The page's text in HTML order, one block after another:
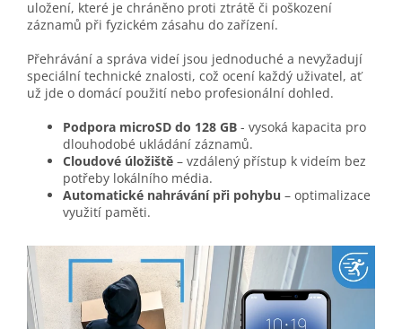
uložení, které je chráněno proti ztrátě či poškození
záznamů při fyzickém zásahu do zařízení.
Přehrávání a správa videí jsou jednoduché a nevyžadují
speciální technické znalosti, což ocení každý uživatel, ať
už jde o domácí použití nebo profesionální dohled.
Podpora microSD do 128 GB - vysoká kapacita pro
dlouhodobé ukládání záznamů.
Cloudové úložiště – vzdálený přístup k videím bez
potřeby lokálního média.
Automatické nahrávání při pohybu – optimalizace
využití paměti.